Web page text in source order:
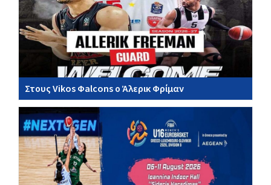
Στους Vikos Φalcons ο Άλερικ Φρίμαν